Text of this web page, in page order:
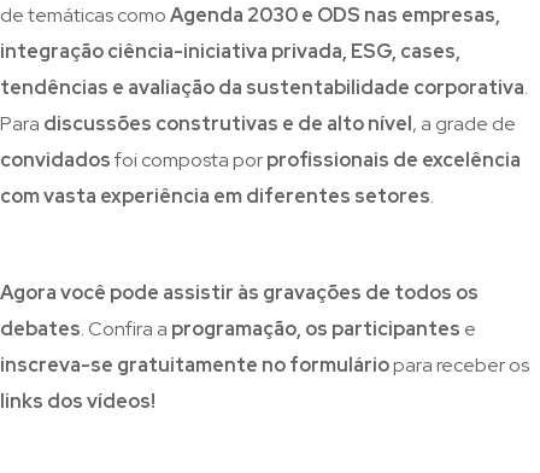
de temáticas comoAgenda 2030 e ODS nas empresas,
integração ciência-iniciativa privada, ESG, cases,
tendências e avaliação da sustentabilidade corporativa.
Para discussões construtivas e de alto nível, a grade de
convidadosfoi composta porprofissionais de excelência
com vasta experiência em diferentes setores.
Agora você pode assistir às gravações de todos os
debates. Confira a programação, os participantes e
inscreva-se gratuitamente no formuláriopara receber os
links dos vídeos!